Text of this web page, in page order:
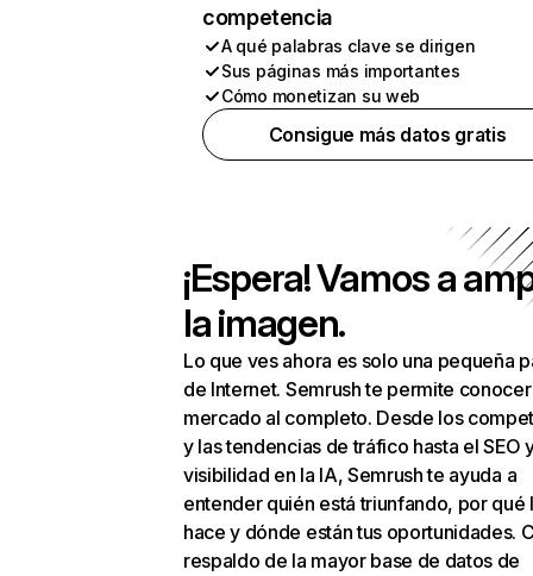
competencia
A qué palabras clave se dirigen
Sus páginas más importantes
Cómo monetizan su web
Consigue más datos gratis
¡Espera! Vamos a
la imagen.
Lo que ves ahora es solo una pequeña
de Internet. Semrush te permite
mercado al completo. Desde los
y las tendencias de tráfico hasta el SEO
visibilidad en la IA, Semrush te ayuda a
entender quién está triunfando, por qué
hace y dónde están tus oportunidades.
respaldo de la mayor base de datos de